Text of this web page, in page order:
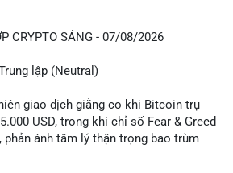
CRYPTO SÁNG - 07/08/2026
lập (Neutral)
giao dịch giằng co khi Bitcoin trụ
USD, trong khi chỉ số Fear & Greed
phản ánh tâm lý thận trọng bao trùm